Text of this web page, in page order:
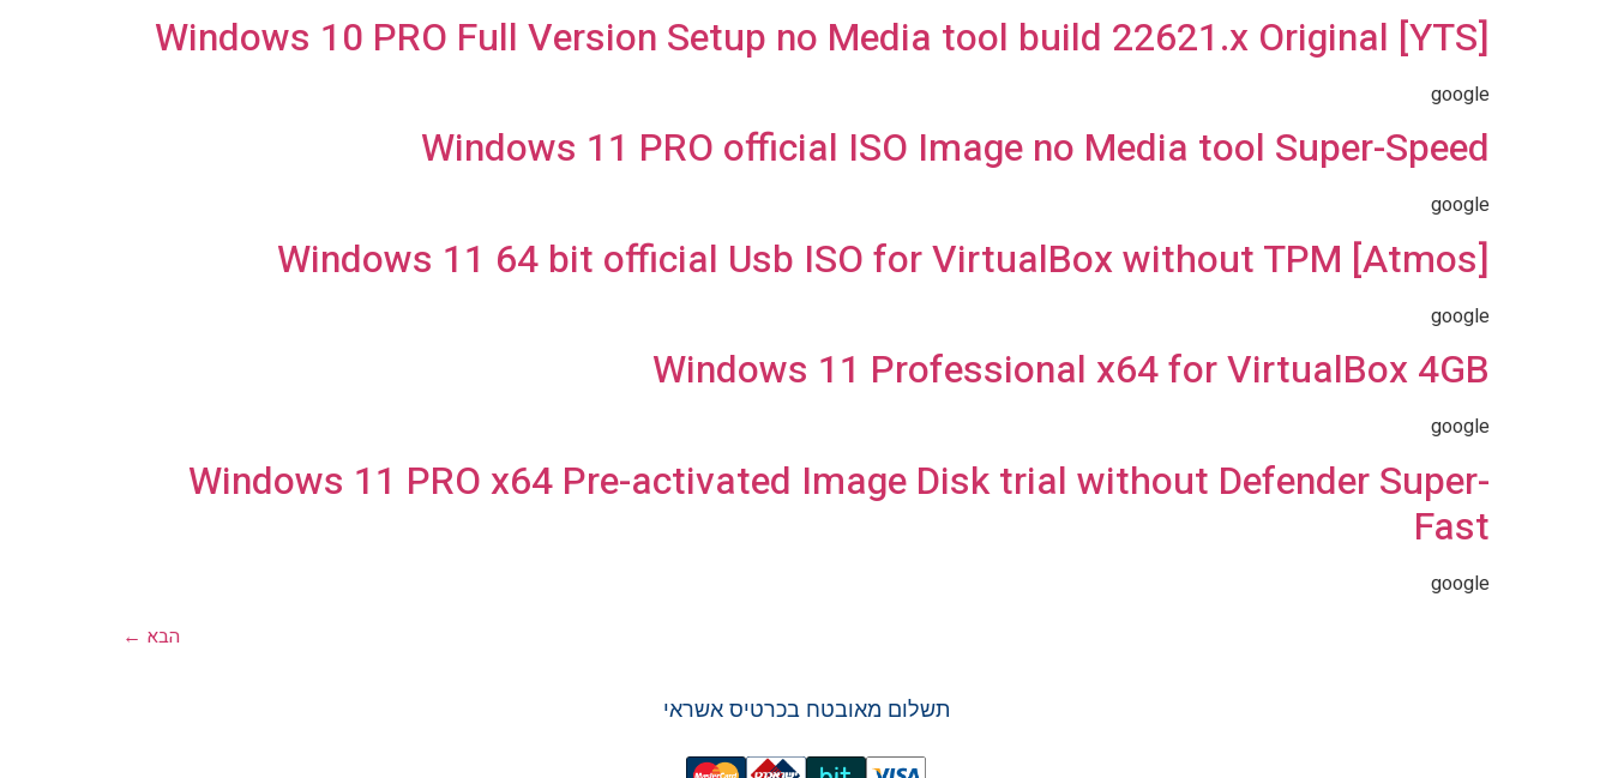
Windows 10 PRO Full Version Setup no Media tool build 22621.x Original [YTS]
google
Windows 11 PRO official ISO Image no Media tool Super-Speed
google
Windows 11 64 bit official Usb ISO for VirtualBox without TPM [Atmos]
google
Windows 11 Professional x64 for VirtualBox 4GB
google
Windows 11 PRO x64 Pre-activated Image Disk trial without Defender Super-
Fast
google
הבא ←
תשלום מאובטח בכרטיס אשראי